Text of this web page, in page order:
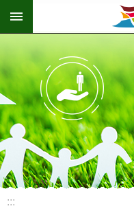
跳到主要內容區塊
:::